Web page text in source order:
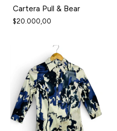
Cartera Pull & Bear
$20.000,00